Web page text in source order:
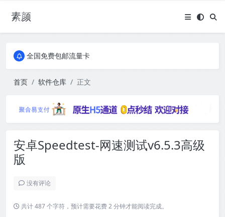
素颜
全国免费包邮流量卡
全国免费包邮流量卡
首页
软件仓库 正文
安卓Speedtest-网速测试v6.5.3高级
版
没有评论
共计 487 个字符，预计需要花费 2 分钟才能阅读完成。